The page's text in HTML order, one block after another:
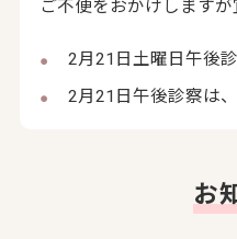
ご不便をおかけしますが
2月21日土曜日午後
2月21日午後診察は、
お